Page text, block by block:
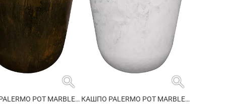
search
КАШПО PALERMO POT MARBLE BROWN
search
КАШПО PALERMO POT MARBLE CLOUD